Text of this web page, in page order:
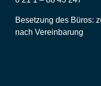
Besetzung des Büros:
nach Vereinbarung